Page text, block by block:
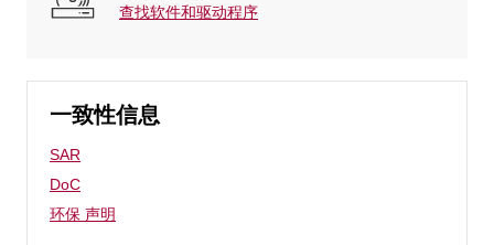
查找软件和驱动程序
一致性信息
SAR
DoC
环保 声明